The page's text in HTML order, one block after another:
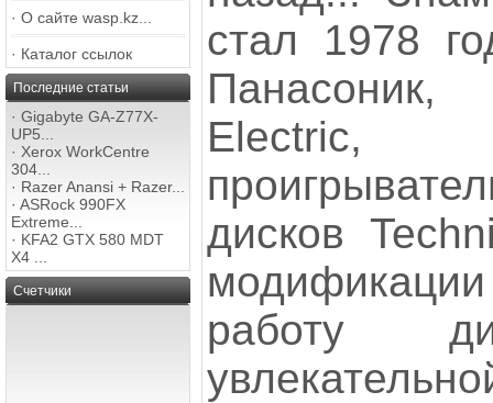
· О сайте wasp.kz...
· Каталог ссылок
Последние статьи
· Gigabyte GA-Z77X-
UP5...
· Xerox WorkCentre
304...
· Razer Anansi + Razer...
· ASRock 990FX
Extreme...
· KFA2 GTX 580 MDT
X4 ...
Счетчики
стал 1978
Панасоник,
Electric,
дисков
работу